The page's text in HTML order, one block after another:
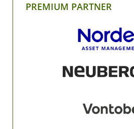
PREMIUM PARTNER